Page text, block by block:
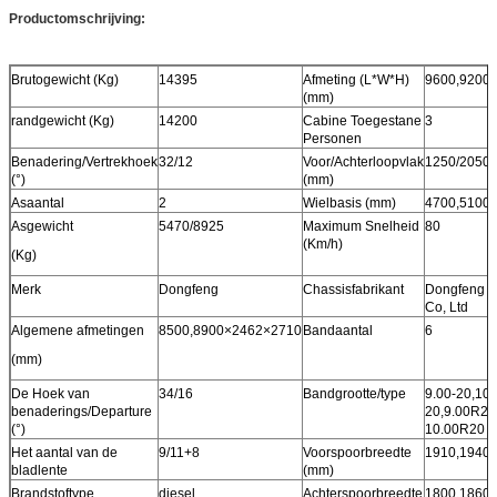
Productomschrijving:
Brutogewicht (Kg) 14395
Afmeting (L*W*H)
(mm)
randgewicht (Kg) 14200
Cabine Toegestane
Personen
3
Benadering/Vertrekhoek
(°)
32/12
Voor/Achterloopvlak
(mm)
1250/2050
Asaantal 2 Wielbasis (mm)
4700,5100
Asgewicht
(Kg)
5470/8925
Maximum Snelheid
(Km/h)
80
Merk Dongfeng Chassisfabrikant
Dongfeng
Co, Ltd
Algemene afmetingen
(mm)
8500,8900×2462×2710Bandaantal 6
De Hoek van
benaderings/Departure
(°)
34/16 Bandgrootte/type
9.00-
10.00R20
Het aantal van de
bladlente
9/11+8
Voorspoorbreedte
(mm)
1910,1940
Brandstoftype diesel
Achterspoorbreedte 1800,1860